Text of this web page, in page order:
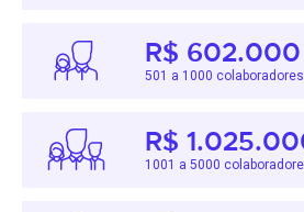
R$ 602.000
501 a 1000 colaboradores
R$
1001 a 5000